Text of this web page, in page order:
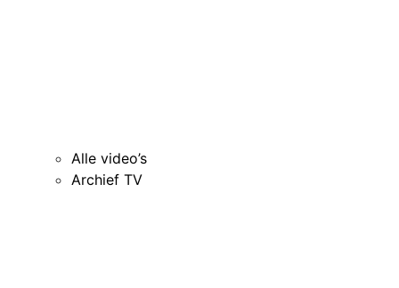
Alle video’s
Archief TV